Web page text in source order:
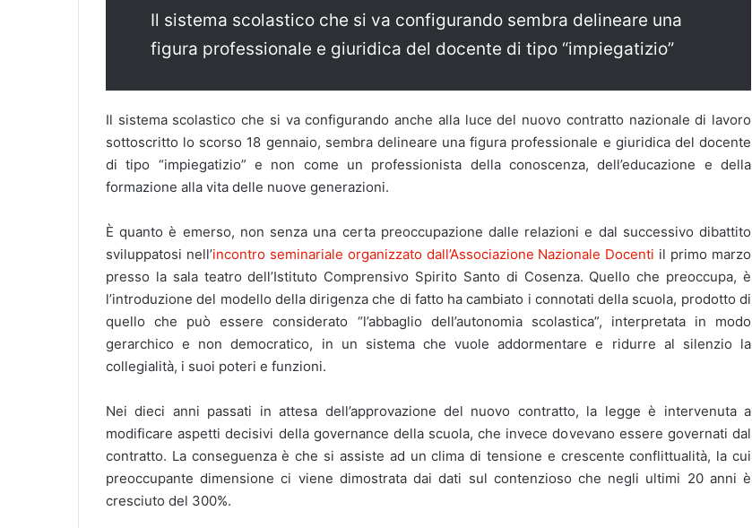
Il sistema scolastico che si va configurando sembra delineare una
figura professionale e giuridica del docente di tipo “impiegatizio”
Il sistema scolastico che si va configurando anche alla luce del nuovo contratto nazionale di lavoro
sottoscritto lo scorso 18 gennaio, sembra delineare una figura professionale e giuridica del docente
di tipo “impiegatizio” e non come un professionista della conoscenza, dell’educazione e della
formazione alla vita delle nuove generazioni.
È quanto è emerso, non senza una certa preoccupazione dalle relazioni e dal successivo dibattito
sviluppatosi nell’incontro seminariale organizzato dall’Associazione Nazionale Docenti il primo marzo
presso la sala teatro dell’Istituto Comprensivo Spirito Santo di Cosenza. Quello che preoccupa, è
l’introduzione del modello della dirigenza che di fatto ha cambiato i connotati della scuola, prodotto di
quello che può essere considerato “l’abbaglio dell’autonomia scolastica”, interpretata in modo
gerarchico e non democratico, in un sistema che vuole addormentare e ridurre al silenzio la
collegialità, i suoi poteri e funzioni.
Nei dieci anni passati in attesa dell’approvazione del nuovo contratto, la legge è intervenuta a
modificare aspetti decisivi della governance della scuola, che invece dovevano essere governati dal
contratto. La conseguenza è che si assiste ad un clima di tensione e crescente conflittualità, la cui
preoccupante dimensione ci viene dimostrata dai dati sul contenzioso che negli ultimi 20 anni è
cresciuto del 300%.